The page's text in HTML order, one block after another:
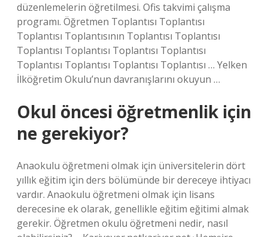
düzenlemelerin öğretilmesi. Ofis takvimi çalışma
programı. Öğretmen Toplantısı Toplantısı
Toplantısı Toplantısının Toplantısı Toplantısı
Toplantısı Toplantısı Toplantısı Toplantısı
Toplantısı Toplantısı Toplantısı Toplantısı … Yelken
İlköğretim Okulu’nun davranışlarını okuyun …
Okul öncesi öğretmenlik için
ne gerekiyor?
Anaokulu öğretmeni olmak için üniversitelerin dört
yıllık eğitim için ders bölümünde bir dereceye ihtiyacı
vardır. Anaokulu öğretmeni olmak için lisans
derecesine ek olarak, genellikle eğitim eğitimi almak
gerekir. Öğretmen okulu öğretmeni nedir, nasıl